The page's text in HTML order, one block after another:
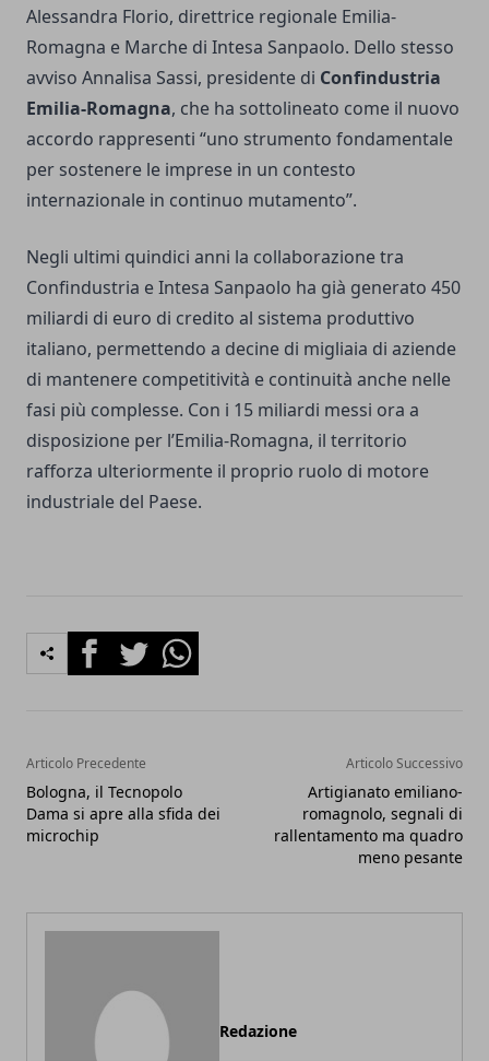
Alessandra Florio, direttrice regionale Emilia-
Romagna e Marche di Intesa Sanpaolo. Dello stesso
avviso Annalisa Sassi, presidente di Confindustria
Emilia-Romagna, che ha sottolineato come il nuovo
accordo rappresenti “uno strumento fondamentale
per sostenere le imprese in un contesto
internazionale in continuo mutamento”.
Negli ultimi quindici anni la collaborazione tra
Confindustria e Intesa Sanpaolo ha già generato 450
miliardi di euro di credito al sistema produttivo
italiano, permettendo a decine di migliaia di aziende
di mantenere competitività e continuità anche nelle
fasi più complesse. Con i 15 miliardi messi ora a
disposizione per l’Emilia-Romagna, il territorio
rafforza ulteriormente il proprio ruolo di motore
industriale del Paese.
FacebookTwitterWhatsapp
Articolo Precedente
Bologna, il Tecnopolo
Dama si apre alla sfida dei
microchip
Articolo Successivo
Artigianato emiliano-
romagnolo, segnali di
rallentamento ma quadro
meno pesante
Redazione